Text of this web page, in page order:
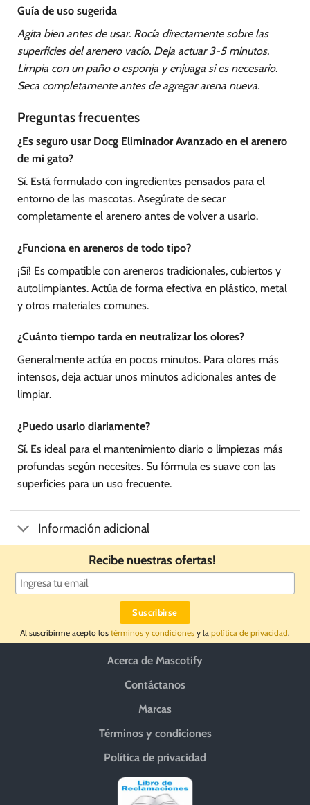
Guía de uso sugerida
Agita bien antes de usar. Rocía directamente sobre las
superficies del arenero vacío. Deja actuar 3-5 minutos.
Limpia con un paño o esponja y enjuaga si es necesario.
Seca completamente antes de agregar arena nueva.
Preguntas frecuentes
¿Es seguro usar Docg Eliminador Avanzado en el arenero
de mi gato?
Sí. Está formulado con ingredientes pensados para el
entorno de las mascotas. Asegúrate de secar
completamente el arenero antes de volver a usarlo.
¿Funciona en areneros de todo tipo?
¡Sí! Es compatible con areneros tradicionales, cubiertos y
autolimpiantes. Actúa de forma efectiva en plástico, metal
y otros materiales comunes.
¿Cuánto tiempo tarda en neutralizar los olores?
Generalmente actúa en pocos minutos. Para olores más
intensos, deja actuar unos minutos adicionales antes de
limpiar.
¿Puedo usarlo diariamente?
Sí. Es ideal para el mantenimiento diario o limpiezas más
profundas según necesites. Su fórmula es suave con las
superficies para un uso frecuente.
Información adicional
Recibe nuestras ofertas!
Al suscribirme acepto los términos y condiciones y la política de privacidad.
Acerca de Mascotify
Contáctanos
Marcas
Términos y condiciones
Política de privacidad